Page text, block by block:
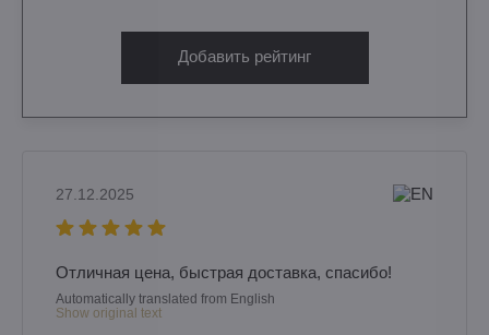
Добавить рейтинг
27.12.2025
Отличная цена, быстрая доставка, спасибо!
Automatically translated from English
Show original text